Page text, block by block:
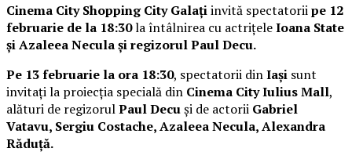
Cinema City Shopping City Galațiinvită spectatoriipe 12
februarie de la 18:30la întâlnirea cu actrițeleIoana State
și Azaleea Necula și regizorul Paul Decu.
Pe 13 februarie la ora 18:30, spectatorii dinIași sunt
invitați la proiecția specială din Cinema City Iulius Mall,
alături de regizorulPaul Decuși de actorii Gabriel
Vatavu, Sergiu Costache, Azaleea Necula, Alexandra
Răduță.